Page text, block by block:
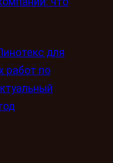
для
работ по